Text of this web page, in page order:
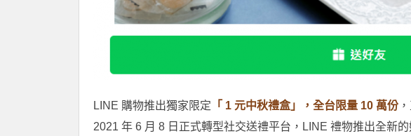
LINE 購物推出獨家限定 「 1 元中秋禮盒」，全台限量 10 萬份
2021 年 6 月 8 日正式轉型社交送禮平台，LINE 禮物推出全新